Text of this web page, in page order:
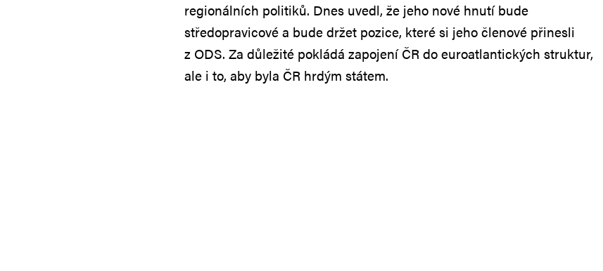
regionálních politiků. Dnes uvedl, že jeho nové hnutí bude
středopravicové a bude držet pozice, které si jeho členové přinesli
z ODS. Za důležité pokládá zapojení ČR do euroatlantických struktur,
ale i to, aby byla ČR hrdým státem.